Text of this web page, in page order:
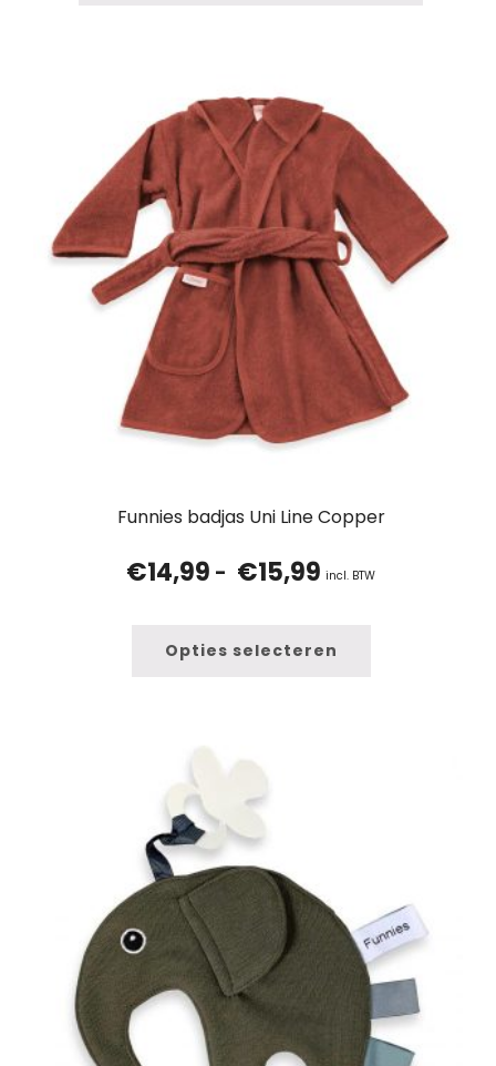
Funnies badjas Uni Line Copper
€14,99 - €15,99 Prijsklasse:
€14,99
incl. BTW
Opties selecteren